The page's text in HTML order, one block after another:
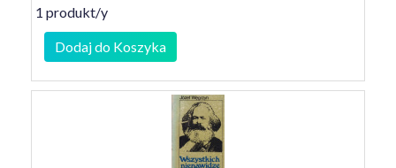
1 produkt/y
Dodaj do Koszyka